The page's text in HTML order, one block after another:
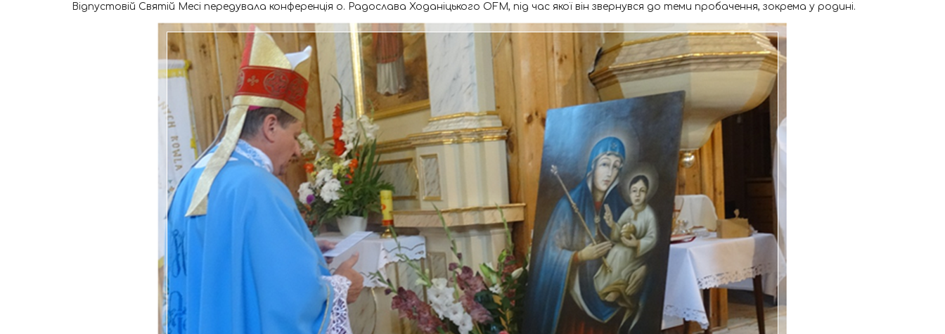
Відпустовій Святій Месі передувала конференція о. Радослава Ходаніцького OFM, під час якої він звернувся до теми пробачення, зокрема у родині.